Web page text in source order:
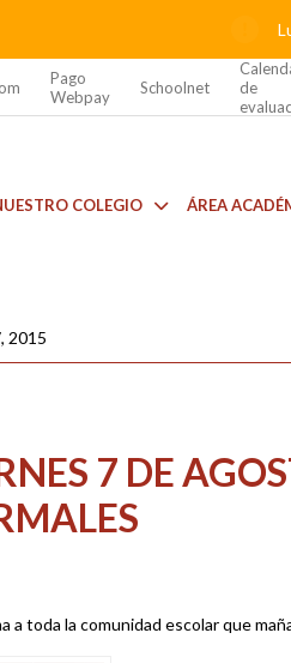
Pago
Webpay
Schoolnet
de
COLEGIO ÁREA
2015
7 DE
a toda la comunidad escolar que